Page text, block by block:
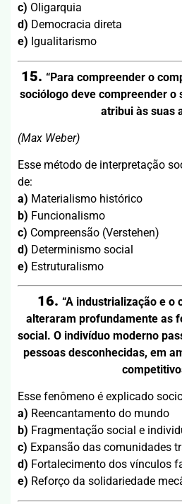
c) Oligarquia
d) Democracia direta
e) Igualitarismo
15. “Para compreender o
sociólogo deve compreender o
atribui às suas
(Max Weber)
Esse método de interpretação
de:
a) Materialismo histórico
b) Funcionalismo
c) Compreensão (Verstehen)
d) Determinismo social
e) Estruturalismo
16. “A industrialização e o
alteraram profundamente as
social. O indivíduo moderno
pessoas desconhecidas, em
Esse fenômeno é explicado
a) Reencantamento do mundo
b) Fragmentação social e
c) Expansão das comunidades
d) Fortalecimento dos vínculos
e) Reforço da solidariedade